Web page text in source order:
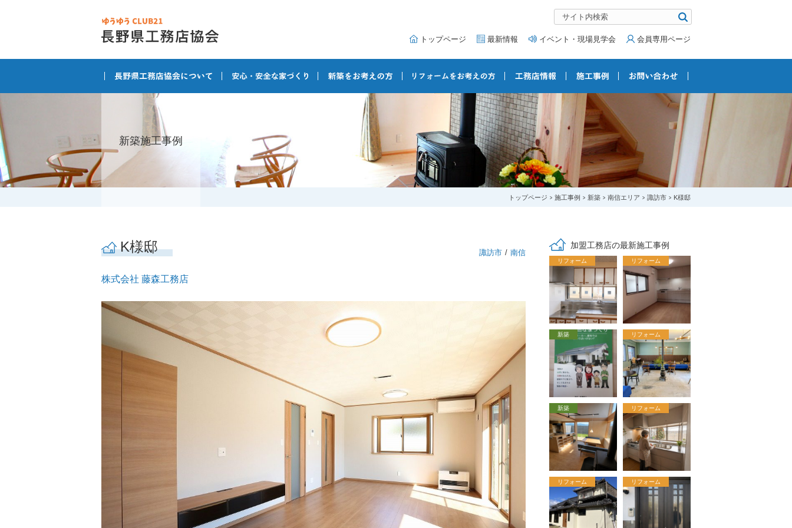
トップページ 最新情報 イベント・現場見学会 会員専用ページ
新築施工事例
トップページ 施工事例 新築 南信エリア 諏訪市 K様邸
K様邸 諏訪市 南信
株式会社 藤森工務店
加盟工務店の最新施工事例
リフォーム リフォーム
新築 リフォーム
新築 リフォーム
リフォーム リフォーム